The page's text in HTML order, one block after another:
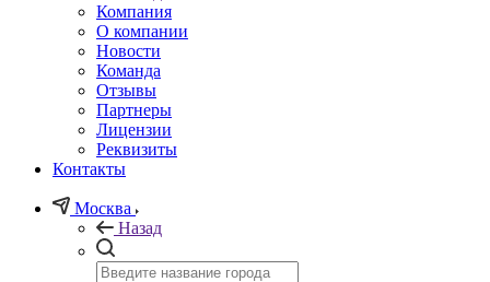
Компания
О компании
Новости
Команда
Отзывы
Партнеры
Лицензии
Реквизиты
Контакты
Москва
Назад